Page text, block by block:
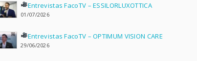
Entrevistas FacoTV – ESSILORLUXOTTICA
01/07/2026
Entrevistas FacoTV – OPTIMUM VISION CARE
29/06/2026